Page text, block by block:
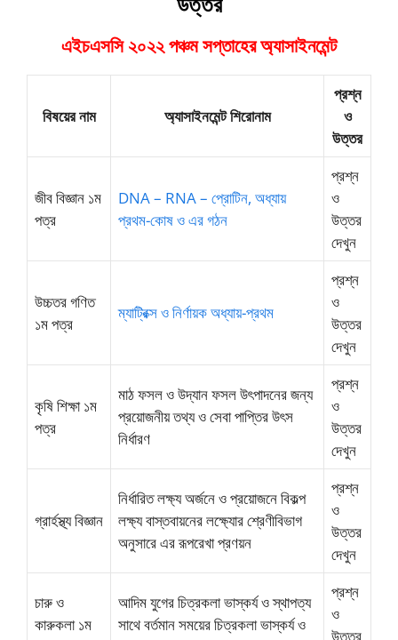
এইচএসসি ২০২২ পঞ্চম সপ্তাহের অ্যাসাইনমেন্ট
বিষয়ের নাম অ্যাসাইনমেন্ট শিরোনাম
প্রশ্ন
ও
উত্তর
জীব বিজ্ঞান ১ম
পত্র
DNA – RNA – প্রোটিন, অধ্যায়
প্রথম-কোষ ও এর গঠন
প্রশ্ন
ও
উত্তর
দেখুন
উচ্চতর গণিত
১ম পত্র
ম্যাট্রিক্স ও নির্ণায়ক অধ্যায়-প্রথম
প্রশ্ন
ও
উত্তর
দেখুন
কৃষি শিক্ষা ১ম
পত্র
মাঠ ফসল ও উদ্যান ফসল উৎপাদনের জন্য
প্রয়োজনীয় তথ্য ও সেবা পাপ্তির উৎস
নির্ধারণ
প্রশ্ন
ও
উত্তর
দেখুন
গ্রার্হস্থ্য বিজ্ঞান
নির্ধারিত লক্ষ্য অর্জনে ও প্রয়োজনে বিকল্প
লক্ষ্য বাস্তবায়নের লক্ষ্যোর শ্রেণীবিভাগ
অনুসারে এর রূপরেখা প্রণয়ন
প্রশ্ন
ও
উত্তর
দেখুন
চারু ও
কারুকলা ১ম
আদিম যুগের চিত্রকলা ভাস্কর্য ও স্থাপত্য
সাথে বর্তমান সময়ের চিত্রকলা ভাস্কর্য ও
প্রশ্ন
ও